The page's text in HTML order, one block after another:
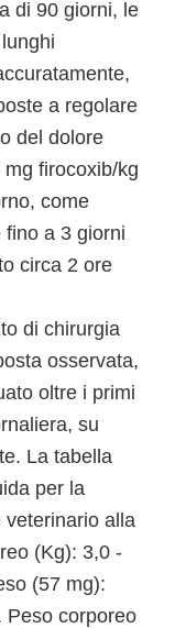
di 90 giorni, le
a regolare
del dolore
firocoxib/kg
come
a 3 giorni
circa 2 ore
di chirurgia
osservata,
oltre i primi
su
La tabella
per la
veterinario alla
(Kg): 3,0 -
(57 mg):
Peso corporeo